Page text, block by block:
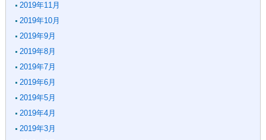
2019年11月
2019年10月
2019年9月
2019年8月
2019年7月
2019年6月
2019年5月
2019年4月
2019年3月